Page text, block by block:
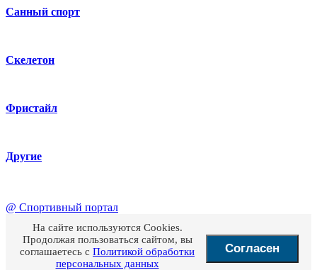
Санный спорт
Скелетон
Фристайл
Другие
@ Спортивный портал
На сайте используются Cookies.
Продолжая пользоваться сайтом, вы
соглашаетесь с Политикой обработки
персональных данных
Согласен